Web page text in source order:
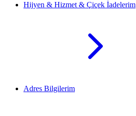
Hijyen & Hizmet & Çiçek İadelerim
Adres Bilgilerim